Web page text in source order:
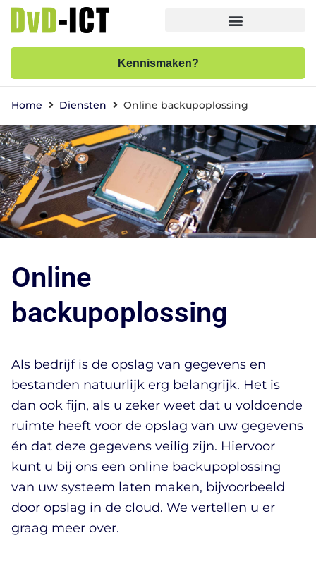
Kennismaken?
Home Diensten Online backupoplossing
Online
backupoplossing
Als bedrijf is de opslag van gegevens en
bestanden natuurlijk erg belangrijk. Het is
dan ook fijn, als u zeker weet dat u voldoende
ruimte heeft voor de opslag van uw gegevens
én dat deze gegevens veilig zijn. Hiervoor
kunt u bij ons een online backupoplossing
van uw systeem laten maken, bijvoorbeeld
door opslag in de cloud. We vertellen u er
graag meer over.